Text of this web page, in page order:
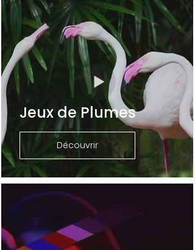
Jeux de Plumes
Découvrir